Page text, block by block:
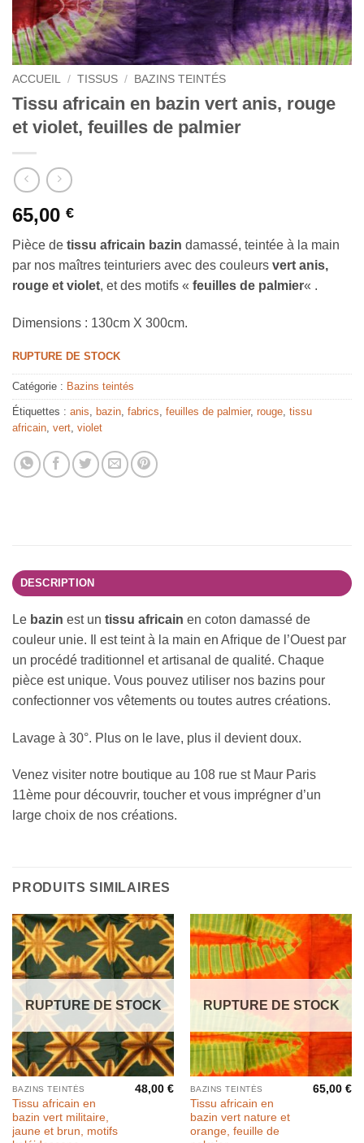
ACCUEIL / TISSUS / BAZINS TEINTÉS
Tissu africain en bazin vert anis, rouge
et violet, feuilles de palmier
65,00 €
Pièce de tissu africain bazin damassé, teintée à la main
par nos maîtres teinturiers avec des couleurs vert anis,
rouge et violet, et des motifs « feuilles de palmier« .
Dimensions : 130cm X 300cm.
RUPTURE DE STOCK
Catégorie : Bazins teintés
Étiquettes : anis bazin fabrics feuilles de palmier, rouge tissu
africain vert violet
DESCRIPTION
Le bazin est un tissu africain en coton damassé de
couleur unie. Il est teint à la main en Afrique de l’Ouest par
un procédé traditionnel et artisanal de qualité. Chaque
pièce est unique. Vous pouvez utiliser nos bazins pour
confectionner vos vêtements ou toutes autres créations.
Lavage à 30°. Plus on le lave, plus il devient doux.
Venez visiter notre boutique au 108 rue st Maur Paris
11ème pour découvrir, toucher et vous imprégner d’un
large choix de nos créations.
PRODUITS SIMILAIRES
RUPTURE DE STOCK
BAZINS TEINTÉS
Tissu africain en
bazin vert militaire,
jaune et brun, motifs
48,00€
RUPTURE DE STOCK
BAZINS TEINTÉS
Tissu africain en
bazin vert nature et
orange, feuille de
65,00€